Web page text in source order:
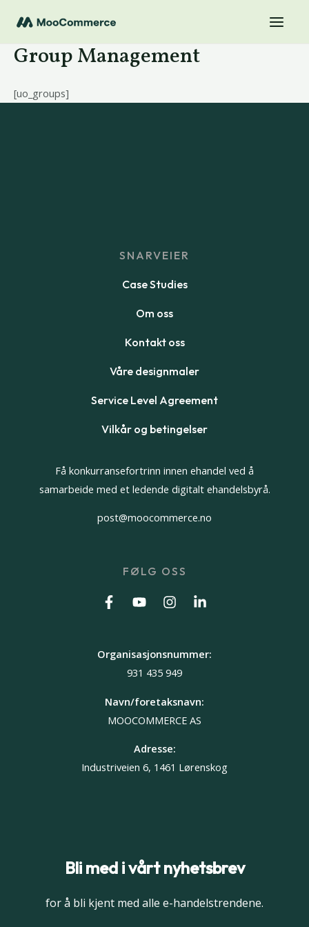
Group Management
[uo_groups]
SNARVEIER
Case Studies
Om oss
Kontakt oss
Våre designmaler
Service Level Agreement
Vilkår og betingelser
Få konkurransefortrinn innen ehandel ved å
samarbeide med et ledende digitalt ehandelsbyrå.
post@moocommerce.no
FØLG OSS
Organisasjonsnummer:
931 435 949
Navn/foretaksnavn:
MOOCOMMERCE AS
Adresse:
Industriveien 6, 1461 Lørenskog
Bli med i vårt nyhetsbrev
for å bli kjent med alle e-handelstrendene.